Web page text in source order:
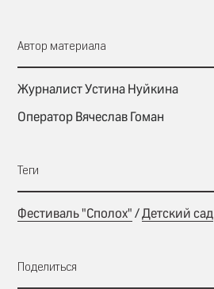
Автор материала
Журналист Устина Нуйкина
Оператор Вячеслав Гоман
Теги
Фестиваль "Сполох" /Детский сад
Поделиться